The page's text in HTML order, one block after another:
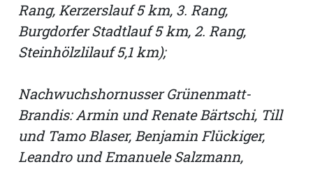
Rang, Kerzerslauf 5 km, 3. Rang,
Burgdorfer Stadtlauf 5 km, 2. Rang,
Steinhölzlilauf 5,1 km);
Nachwuchshornusser Grünenmatt-
Brandis: Armin und Renate Bärtschi, Till
und Tamo Blaser, Benjamin Flückiger,
Leandro und Emanuele Salzmann,